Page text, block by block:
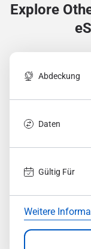
Explore
Abdeckung
Daten
Gültig Für
Weitere